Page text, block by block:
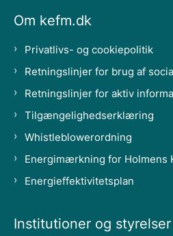
Om kefm.dk
Privatlivs- og cookiepolitik
Retningslinjer for brug af
Retningslinjer for aktiv
Tilgængelighedserklæring
Whistleblowerordning
Energimærkning for Holmens
Energieffektivitetsplan
Institutioner og styrelser